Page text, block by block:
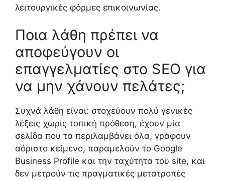
λειτουργικές φόρμες επικοινωνίας.
Ποια λάθη πρέπει να
αποφεύγουν οι
επαγγελματίες στο SEO για
να μην χάνουν πελάτες;
Συχνά λάθη είναι: στοχεύουν πολύ γενικές
λέξεις χωρίς τοπική πρόθεση, έχουν μία
σελίδα που τα περιλαμβάνει όλα, γράφουν
αόριστο κείμενο, παραμελούν το Google
Business Profile και την ταχύτητα του site, και
δεν μετρούν τις πραγματικές μετατροπές